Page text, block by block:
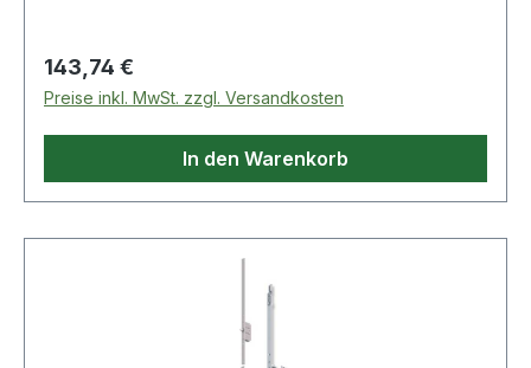
Regulärer Preis:
143,74 €
Preise inkl. MwSt. zzgl. Versandkosten
In den Warenkorb